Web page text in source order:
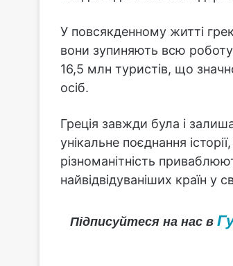
У повсякденному житті
вони зупиняють всю
16,5 млн туристів, що
осіб.
Греція завжди була і
унікальне поєднання
різноманітність
найвідвідуваніших країн у
Підписуйтеся на нас в